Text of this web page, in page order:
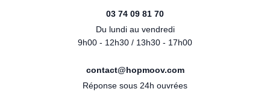
03 74 09 81 70
Du lundi au vendredi
9h00 - 12h30 / 13h30 - 17h00
contact@hopmoov.com
Réponse sous 24h ouvrées